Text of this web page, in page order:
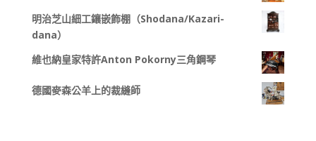
明治芝山細工鑲嵌飾棚（Shodana/Kazari-
dana）
維也納皇家特許Anton Pokorny三角鋼琴
德國麥森公羊上的裁縫師